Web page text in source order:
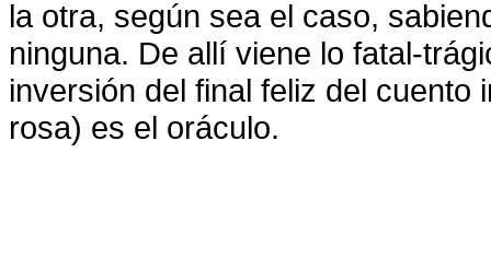
la otra, según sea el caso,
ninguna. De allí viene lo fatal-
inversión del final feliz del cuento
rosa) es el oráculo.